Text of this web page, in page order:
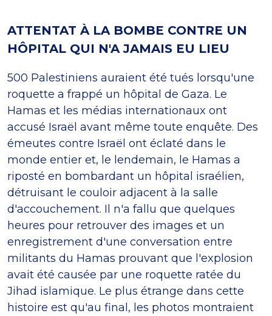
ATTENTAT À LA BOMBE CONTRE UN
HÔPITAL QUI N'A JAMAIS EU LIEU
500 Palestiniens auraient été tués lorsqu'une
roquette a frappé un hôpital de Gaza. Le
Hamas et les médias internationaux ont
accusé Israël avant même toute enquête. Des
émeutes contre Israël ont éclaté dans le
monde entier et, le lendemain, le Hamas a
riposté en bombardant un hôpital israélien,
détruisant le couloir adjacent à la salle
d'accouchement. Il n'a fallu que quelques
heures pour retrouver des images et un
enregistrement d'une conversation entre
militants du Hamas prouvant que l'explosion
avait été causée par une roquette ratée du
Jihad islamique. Le plus étrange dans cette
histoire est qu'au final, les photos montraient